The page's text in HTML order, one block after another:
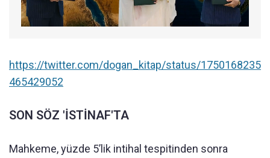
https://twitter.com/dogan_kitap/status/1750168235
465429052
SON SÖZ 'İSTİNAF'TA
Mahkeme, yüzde 5’lik intihal tespitinden sonra